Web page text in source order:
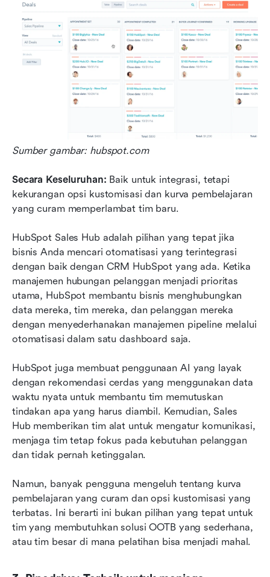
Sumber gambar: hubspot.com
Secara Keseluruhan: Baik untuk integrasi, tetapi
kekurangan opsi kustomisasi dan kurva pembelajaran
yang curam memperlambat tim baru.
HubSpot Sales Hub adalah pilihan yang tepat jika
bisnis Anda mencari otomatisasi yang terintegrasi
dengan baik dengan CRM HubSpot yang ada. Ketika
manajemen hubungan pelanggan menjadi prioritas
utama, HubSpot membantu bisnis menghubungkan
data mereka, tim mereka, dan pelanggan mereka
dengan menyederhanakan manajemen pipeline melalui
otomatisasi dalam satu dashboard saja.
HubSpot juga membuat penggunaan AI yang layak
dengan rekomendasi cerdas yang menggunakan data
waktu nyata untuk membantu tim memutuskan
tindakan apa yang harus diambil. Kemudian, Sales
Hub memberikan tim alat untuk mengatur komunikasi,
menjaga tim tetap fokus pada kebutuhan pelanggan
dan tidak pernah ketinggalan.
Namun, banyak pengguna mengeluh tentang kurva
pembelajaran yang curam dan opsi kustomisasi yang
terbatas. Ini berarti ini bukan pilihan yang tepat untuk
tim yang membutuhkan solusi OOTB yang sederhana,
atau tim besar di mana pelatihan bisa menjadi mahal.